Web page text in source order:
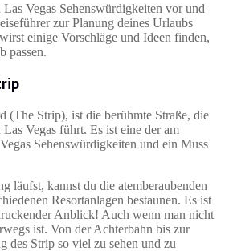
Vegas Sehenswürdigkeiten vor und
zur Planung deines Urlaubs
einige Vorschläge und Ideen finden,
passen.
(The Strip), ist die berühmte Straße, die
Vegas führt. Es ist eine der am
Sehenswürdigkeiten und ein Muss
läufst, kannst du die atemberaubenden
Resortanlagen bestaunen. Es ist
Anblick! Auch wenn man nicht
ist. Von der Achterbahn bis zur
des Strip so viel zu sehen und zu